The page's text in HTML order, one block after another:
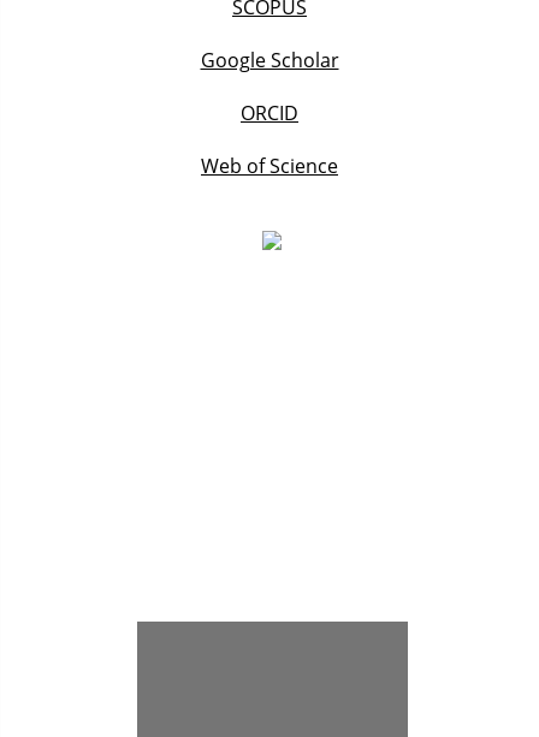
SCOPUS
Google Scholar
ORCID
Web of Science